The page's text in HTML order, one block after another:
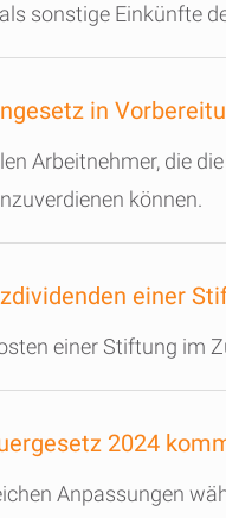
sonstige Einkünfte
in
Arbeitnehmer, die
können.
einer
einer Stiftung im
2024
Anpassungen